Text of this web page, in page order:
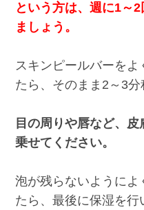
という方は、週に1～
ましょう。
スキンピールバーを
たら、そのまま2～3分
目の周りや唇など、
乗せてください。
泡が残らないようによ
たら、最後に保湿を行